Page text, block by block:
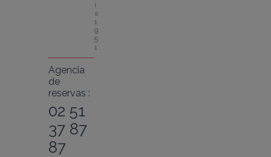
i
s
1
9
5
1
Agencia
de
reservas :
02 51
37 87
87